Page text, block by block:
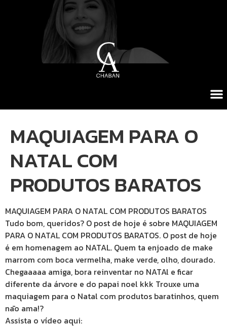
MAQUIAGEM PARA O
NATAL COM
PRODUTOS BARATOS
MAQUIAGEM PARA O NATAL COM PRODUTOS BARATOS
Tudo bom, queridos? O post de hoje é sobre MAQUIAGEM
PARA O NATAL COM PRODUTOS BARATOS. O post de hoje
é em homenagem ao NATAL. Quem ta enjoado de make
marrom com boca vermelha, make verde, olho, dourado.
Chegaaaaa amiga, bora reinventar no NATAl e ficar
diferente da árvore e do papai noel kkk Trouxe uma
maquiagem para o Natal com produtos baratinhos, quem
nāo ama!?
Assista o vídeo aqui: